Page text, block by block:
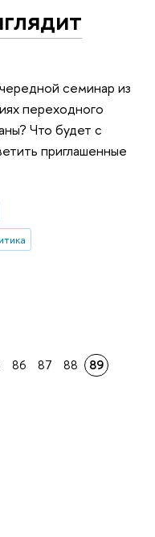
семинар из
переходного
Что будет с
приглашенные
86 87 88 89